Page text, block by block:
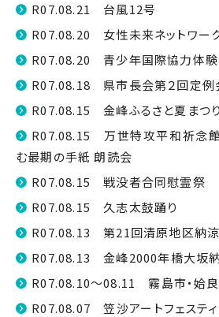
R07.08.21 台風12号
R07.08.20 女性未来ネットワー
R07.08.20 青少年国際協力体
R07.08.18 県市長会第２回定例
R07.08.15 金峰ふるさと夏まつり
R07.08.15 万世特攻平和祈念
む最期の手紙 朗読会
R07.08.15 戦没者合同慰霊祭
R07.08.15 久志太鼓踊り
R07.08.13 第21回清原地区納
R07.08.13 金峰2000年橋大坂
R07.08.10～08.11 霧島市・姶
R07.08.07 笠沙アートフェステ